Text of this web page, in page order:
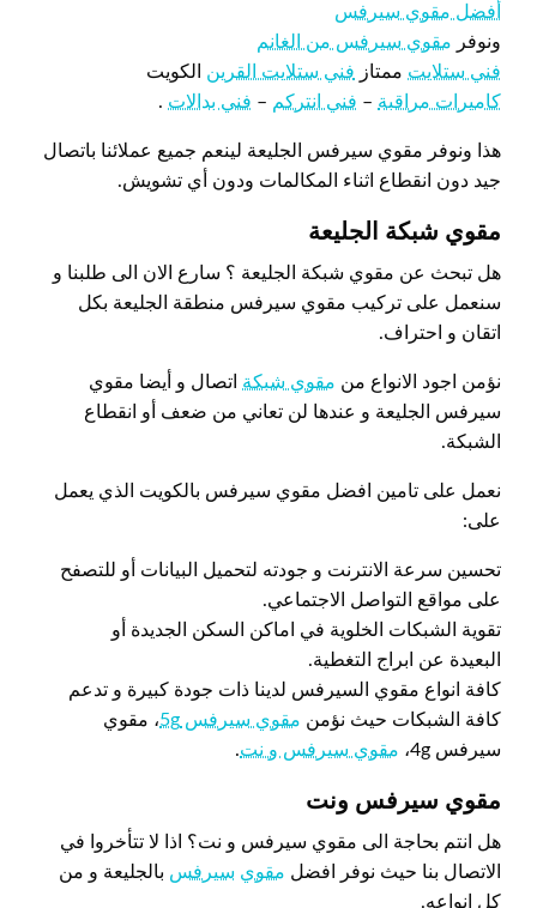
أفضل مقوي سيرفس
ونوفر مقوي سيرفس من الغانم
فني ستلايت ممتاز فني ستلايت القرين الكويت
كاميرات مراقبة – فني انتركم – فني بدالات .
هذا ونوفر مقوي سيرفس الجليعة لينعم جميع عملائنا باتصال
جيد دون انقطاع اثناء المكالمات ودون أي تشويش.
مقوي شبكة الجليعة
هل تبحث عن مقوي شبكة الجليعة ؟ سارع الان الى طلبنا و
سنعمل على تركيب مقوي سيرفس منطقة الجليعة بكل
اتقان و احتراف.
نؤمن اجود الانواع من مقوي شبكة اتصال و أيضا مقوي
سيرفس الجليعة و عندها لن تعاني من ضعف أو انقطاع
الشبكة.
نعمل على تامين افضل مقوي سيرفس بالكويت الذي يعمل
على:
تحسين سرعة الانترنت و جودته لتحميل البيانات أو للتصفح
على مواقع التواصل الاجتماعي.
تقوية الشبكات الخلوية في اماكن السكن الجديدة أو
البعيدة عن ابراج التغطية.
كافة انواع مقوي السيرفس لدينا ذات جودة كبيرة و تدعم
كافة الشبكات حيث نؤمن مقوي سيرفس 5g
، مقوي
سيرفس 4g،
مقوي سيرفس و نت.
مقوي سيرفس ونت
هل انتم بحاجة الى مقوي سيرفس و نت؟ اذا لا تتأخروا في
الاتصال بنا حيث نوفر افضل مقوي سيرفس بالجليعة و من
كل انواعه.